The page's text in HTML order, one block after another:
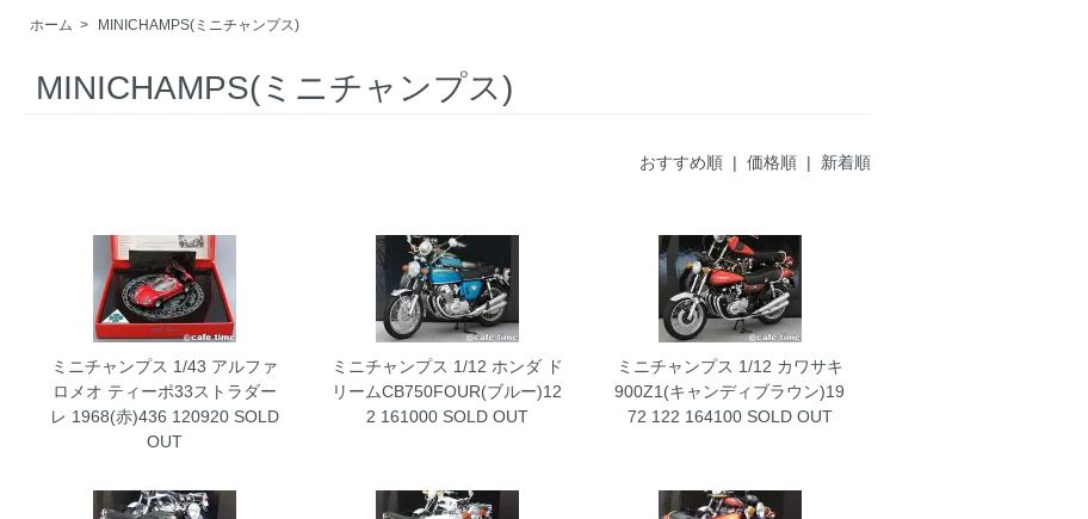
ホーム > MINICHAMPS(ミニチャンプス)
MINICHAMPS(ミニチャンプス)
おすすめ順 | 価格順 | 新着順
ミニチャンプス 1/43 アルファ
ロメオ ティーポ33ストラダー
レ 1968(赤)436 120920 SOLD
OUT
ミニチャンプス 1/12 ホンダ ド
リームCB750FOUR(ブルー)12
2 161000SOLD OUT
ミニチャンプス 1/12 カワサキ
900Z1(キャンディブラウン)19
72 122 164100SOLD OUT